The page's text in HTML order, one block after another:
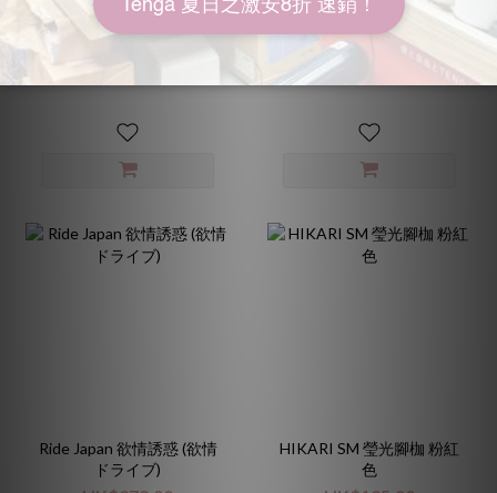
ギャル尻)
HK$990.00
過山車 (絶叫快感ラブデビ
ルコースター)
HK$228.00
HK$328.00
7折
Ride Japan 欲情誘惑 (欲情
ドライブ)
HIKARI SM 瑩光腳枷 粉紅
色